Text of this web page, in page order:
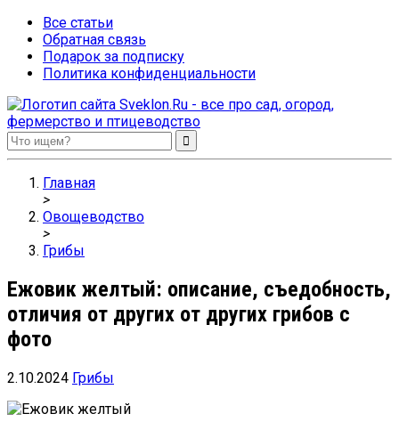
Все статьи
Обратная связь
Подарок за подписку
Политика конфиденциальности
Sveklon.Ru – все про сад, огород, фермерство и птицеводство
Главная
>
Овощеводство
>
Грибы
Ежовик желтый: описание, съедобность,
отличия от других от других грибов с
фото
2.10.2024 Грибы